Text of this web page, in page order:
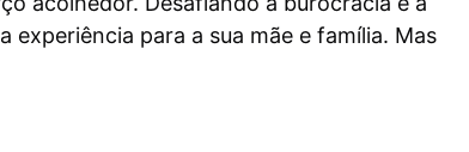
experiência para a sua mãe e família. Mas